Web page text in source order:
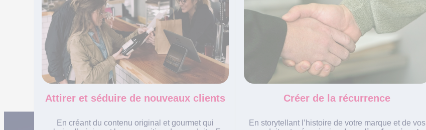
Attirer et séduire de nouveaux clients
En créant du contenu original et gourmet qui
Créer de la récurrence
En storytellant l’histoire de votre marque et de vos